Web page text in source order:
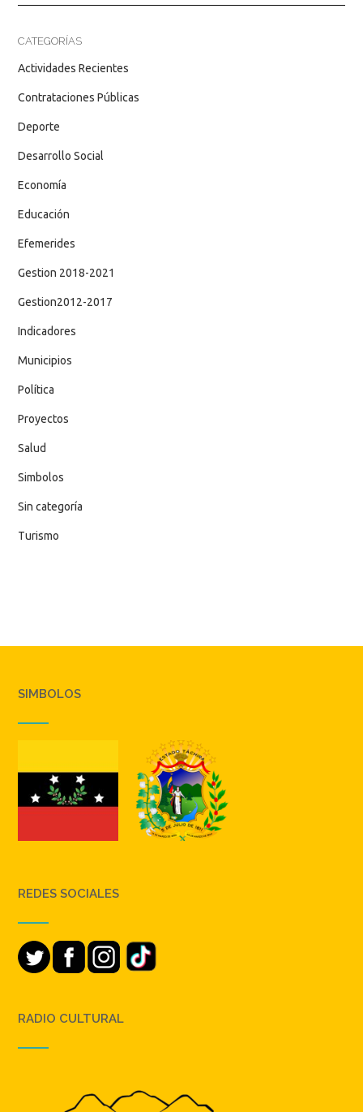
CATEGORÍAS
Actividades Recientes
Contrataciones Públicas
Deporte
Desarrollo Social
Economía
Educación
Efemerides
Gestion 2018-2021
Gestion2012-2017
Indicadores
Municipios
Política
Proyectos
Salud
Simbolos
Sin categoría
Turismo
SIMBOLOS
REDES SOCIALES
RADIO CULTURAL